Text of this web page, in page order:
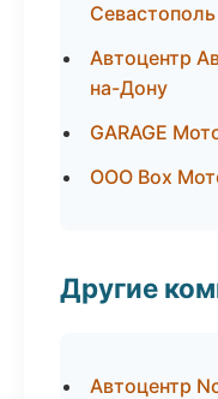
Севастополь
Автоцентр
на-Дону
GARAGE
ООО Box
Другие
Автоцентр